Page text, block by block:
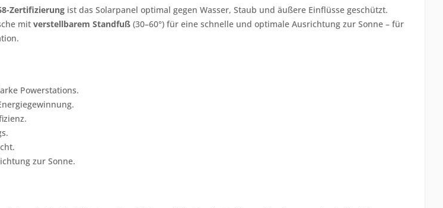
Zertifizierung ist das Solarpanel optimal gegen Wasser, Staub und äußere Einflüsse geschützt.
mit verstellbarem Standfuß (30–60°) für eine schnelle und optimale Ausrichtung zur Sonne – für
Powerstations.
zur Sonne.